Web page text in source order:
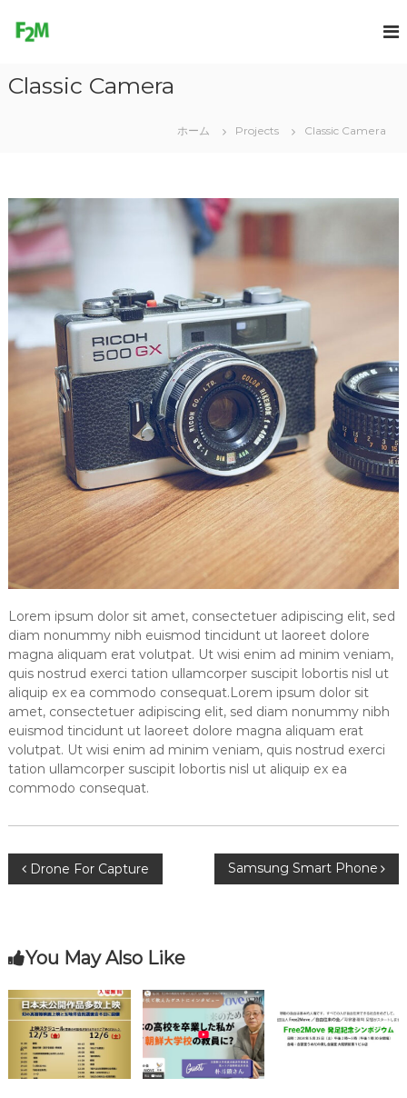
ツ
e
e
e
Classic Camera
ホーム Projects Classic Camera
Lorem ipsum dolor sit amet, consectetuer adipiscing elit, sed
diam nonummy nibh euismod tincidunt ut laoreet dolore
magna aliquam erat volutpat. Ut wisi enim ad minim veniam,
quis nostrud exerci tation ullamcorper suscipit lobortis nisl ut
aliquip ex ea commodo consequat.Lorem ipsum dolor sit
amet, consectetuer adipiscing elit, sed diam nonummy nibh
euismod tincidunt ut laoreet dolore magna aliquam erat
volutpat. Ut wisi enim ad minim veniam, quis nostrud exerci
tation ullamcorper suscipit lobortis nisl ut aliquip ex ea
commodo consequat.
投
ナ
ビ
ゲ
ー
Drone For Capture Samsung Smart Phone
You May Also Like